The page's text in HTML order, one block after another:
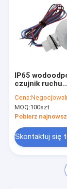
Produkty
Pokaz VR
O nas
Nowości
Poproś o
IP65
czujnik ruchu
włączona /
wyłączona dla
LED
Cena:
MOQ:100szt
Pobierz
Skontaktuj się